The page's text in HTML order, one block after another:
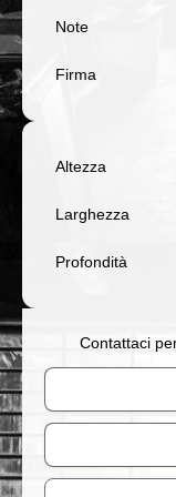
Note
Firma
Altezza
Larghezza
Profondità
Contattaci
Nome
Email
Messaggio